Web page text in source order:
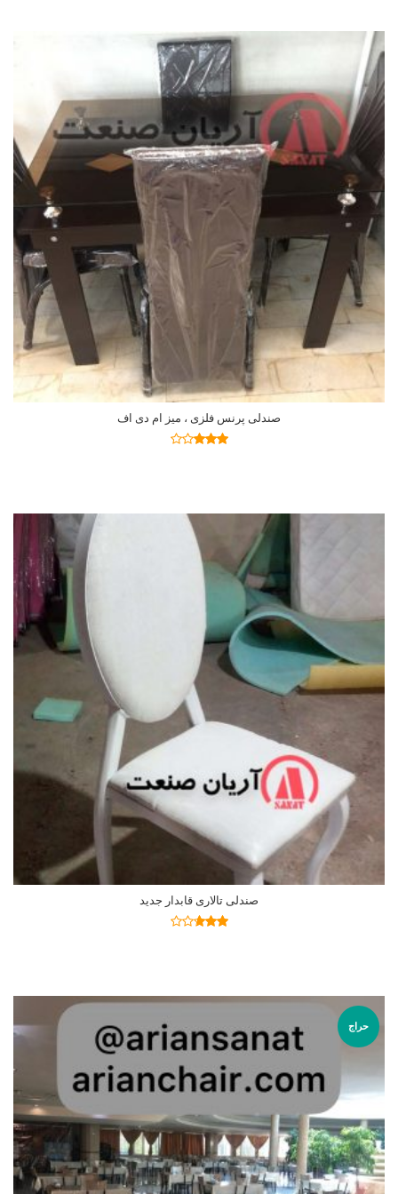
صندلی پرنس فلزی ، میز ام دی اف
اطلاعات بیشتر
صندلی تالاری قابدار جدید
اطلاعات بیشتر
حراج